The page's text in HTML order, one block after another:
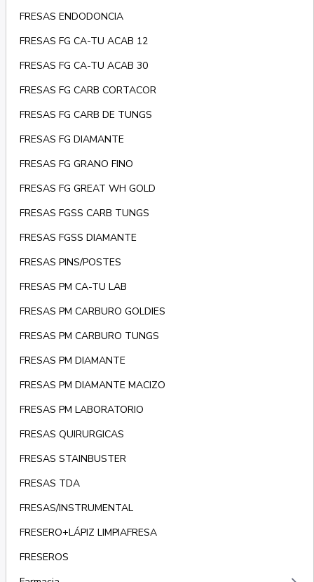
FRESAS ENDODONCIA
FRESAS FG CA-TU ACAB 12
FRESAS FG CA-TU ACAB 30
FRESAS FG CARB CORTACOR
FRESAS FG CARB DE TUNGS
FRESAS FG DIAMANTE
FRESAS FG GRANO FINO
FRESAS FG GREAT WH GOLD
FRESAS FGSS CARB TUNGS
FRESAS FGSS DIAMANTE
FRESAS PINS/POSTES
FRESAS PM CA-TU LAB
FRESAS PM CARBURO GOLDIES
FRESAS PM CARBURO TUNGS
FRESAS PM DIAMANTE
FRESAS PM DIAMANTE MACIZO
FRESAS PM LABORATORIO
FRESAS QUIRURGICAS
FRESAS STAINBUSTER
FRESAS TDA
FRESAS/INSTRUMENTAL
FRESERO+LÁPIZ LIMPIAFRESA
FRESEROS